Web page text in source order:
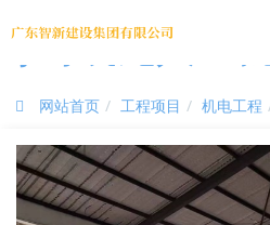
尊时凯龙人生就
网站首页 工程项目 机电工程